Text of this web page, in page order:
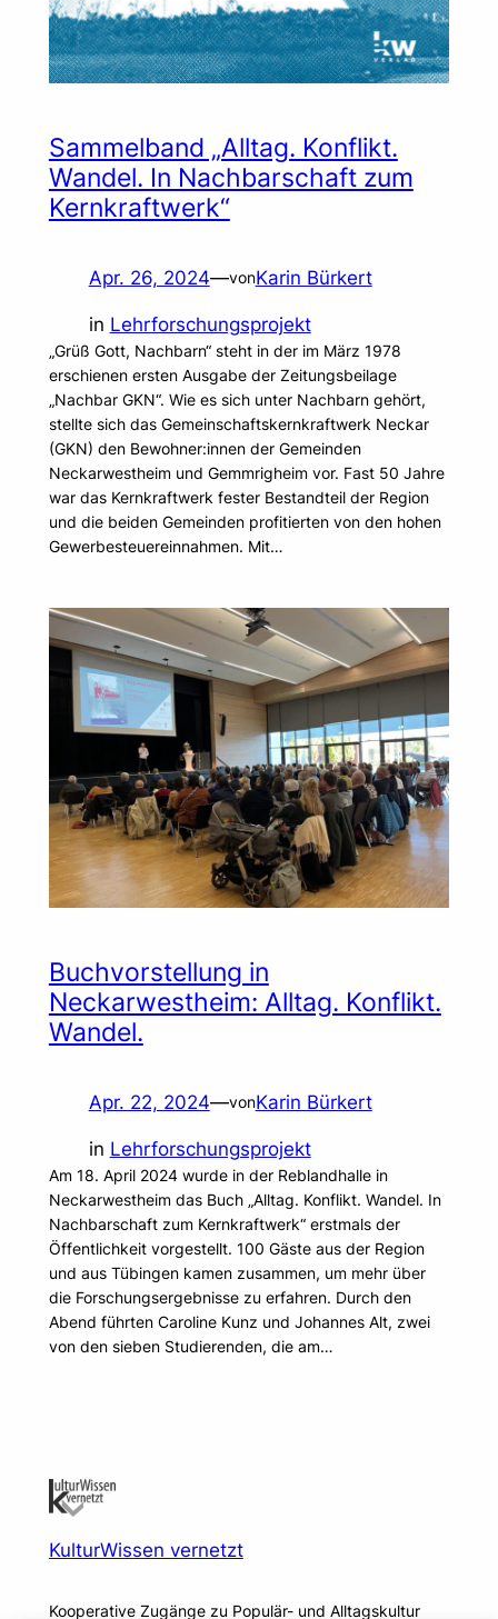
Sammelband „Alltag. Konflikt.
Wandel. In Nachbarschaft zum
Kernkraftwerk“
Apr. 26, 2024—vonKarin Bürkert
in Lehrforschungsprojekt
„Grüß Gott, Nachbarn“ steht in der im März 1978
erschienen ersten Ausgabe der Zeitungsbeilage
„Nachbar GKN“. Wie es sich unter Nachbarn gehört,
stellte sich das Gemeinschaftskernkraftwerk Neckar
(GKN) den Bewohner:innen der Gemeinden
Neckarwestheim und Gemmrigheim vor. Fast 50 Jahre
war das Kernkraftwerk fester Bestandteil der Region
und die beiden Gemeinden profitierten von den hohen
Gewerbesteuereinnahmen. Mit…
Buchvorstellung in
Neckarwestheim: Alltag. Konflikt.
Wandel.
Apr. 22, 2024—vonKarin Bürkert
in Lehrforschungsprojekt
Am 18. April 2024 wurde in der Reblandhalle in
Neckarwestheim das Buch „Alltag. Konflikt. Wandel. In
Nachbarschaft zum Kernkraftwerk“ erstmals der
Öffentlichkeit vorgestellt. 100 Gäste aus der Region
und aus Tübingen kamen zusammen, um mehr über
die Forschungsergebnisse zu erfahren. Durch den
Abend führten Caroline Kunz und Johannes Alt, zwei
von den sieben Studierenden, die am…
KulturWissen vernetzt
Kooperative Zugänge zu Populär- und Alltagskultur